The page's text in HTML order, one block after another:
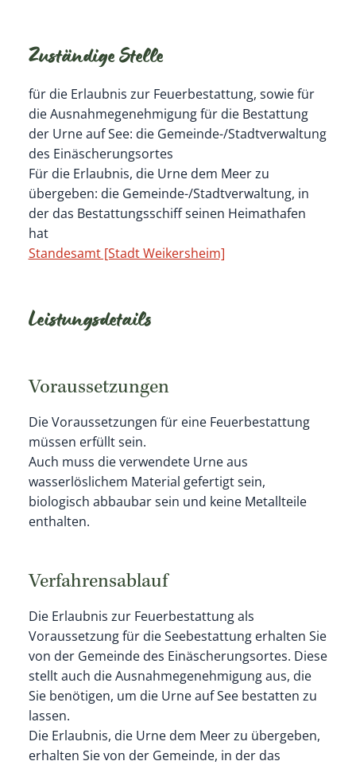
Zuständige Stelle
für die Erlaubnis zur Feuerbestattung, sowie für
die Ausnahmegenehmigung für die Bestattung
der Urne auf See: die Gemeinde-/Stadtverwaltung
des Einäscherungsortes
Für die Erlaubnis, die Urne dem Meer zu
übergeben: die Gemeinde-/Stadtverwaltung, in
der das Bestattungsschiff seinen Heimathafen
hat
Standesamt [Stadt Weikersheim]
Leistungsdetails
Voraussetzungen
Die Voraussetzungen für eine Feuerbestattung
müssen erfüllt sein.
Auch muss die verwendete Urne aus
wasserlöslichem Material gefertigt sein,
biologisch abbaubar sein und keine Metallteile
enthalten.
Verfahrensablauf
Die Erlaubnis zur Feuerbestattung als
Voraussetzung für die Seebestattung erhalten Sie
von der Gemeinde des Einäscherungsortes. Diese
stellt auch die Ausnahmegenehmigung aus, die
Sie benötigen, um die Urne auf See bestatten zu
lassen.
Die Erlaubnis, die Urne dem Meer zu übergeben,
erhalten Sie von der Gemeinde, in der das